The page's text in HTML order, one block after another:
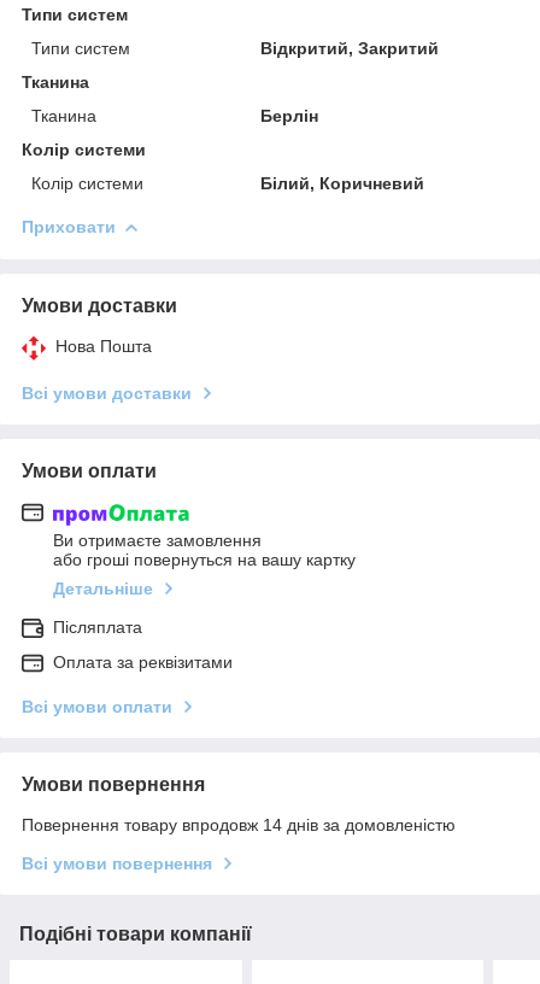
Типи систем
Типи систем
Відкритий, Закритий
Тканина
Тканина
Берлін
Колір системи
Колір системи
Білий, Коричневий
Приховати
Умови доставки
Нова Пошта
Всі умови доставки
Умови оплати
Ви отримаєте замовлення
або гроші повернуться на вашу картку
Детальніше
Післяплата
Оплата за реквізитами
Всі умови оплати
Умови повернення
Повернення товару впродовж 14 днів за домовленістю
Всі умови повернення
Подібні товари компанії